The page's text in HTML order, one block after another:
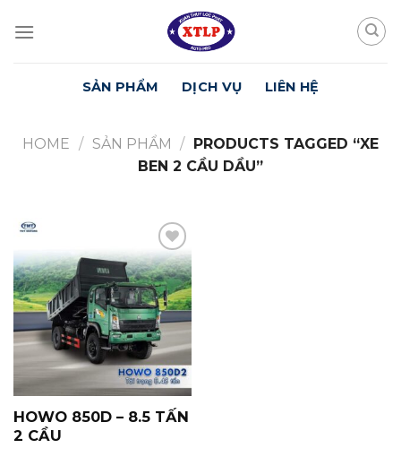
SẢN PHẨM DỊCH VỤ LIÊN HỆ
HOME / SẢN PHẨM / PRODUCTS TAGGED “XE
BEN 2 CẦU DẦU”
Yêu
Thích
HOWO 850D – 8.5 TẤN
2 CẦU